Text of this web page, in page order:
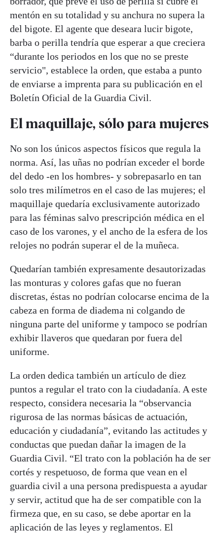
mentón en su totalidad y su anchura no supera la
del bigote. El agente que deseara lucir bigote,
barba o perilla tendría que esperar a que creciera
“durante los periodos en los que no se preste
servicio", establece la orden, que estaba a punto
de enviarse a imprenta para su publicación en el
Boletín Oficial de la Guardia Civil.
El maquillaje, sólo para mujeres
No son los únicos aspectos físicos que regula la
norma. Así, las uñas no podrían exceder el borde
del dedo -en los hombres- y sobrepasarlo en tan
solo tres milímetros en el caso de las mujeres; el
maquillaje quedaría exclusivamente autorizado
para las féminas salvo prescripción médica en el
caso de los varones, y el ancho de la esfera de los
relojes no podrán superar el de la muñeca.
Quedarían también expresamente desautorizadas
las monturas y colores gafas que no fueran
discretas, éstas no podrían colocarse encima de la
cabeza en forma de diadema ni colgando de
ninguna parte del uniforme y tampoco se podrían
exhibir llaveros que quedaran por fuera del
uniforme.
La orden dedica también un artículo de diez
puntos a regular el trato con la ciudadanía. A este
respecto, considera necesaria la “observancia
rigurosa de las normas básicas de actuación,
educación y ciudadanía”, evitando las actitudes y
conductas que puedan dañar la imagen de la
Guardia Civil. “El trato con la población ha de ser
cortés y respetuoso, de forma que vean en el
guardia civil a una persona predispuesta a ayudar
y servir, actitud que ha de ser compatible con la
firmeza que, en su caso, se debe aportar en la
aplicación de las leyes y reglamentos. El